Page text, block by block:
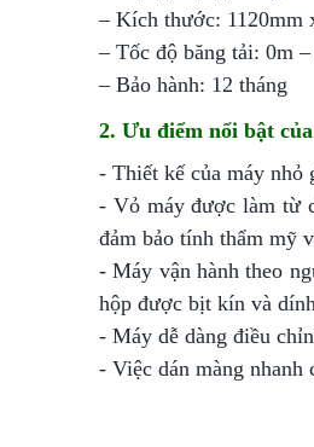
– Kích thước: 1120mm
– Tốc độ băng tải: 0m
– Bảo hành: 12 tháng
2. Ưu điểm nổi bật
- Thiết kế của máy nhỏ
- Vỏ máy được làm từ
đảm bảo tính thẩm mỹ
- Máy vận hành theo
hộp được bịt kín và
- Máy dễ dàng điều
- Việc dán màng